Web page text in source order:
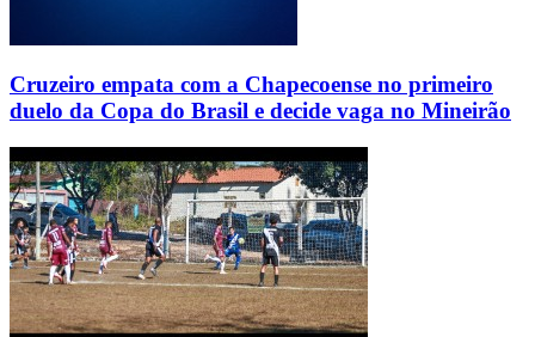
Cruzeiro empata com a Chapecoense no primeiro
duelo da Copa do Brasil e decide vaga no Mineirão